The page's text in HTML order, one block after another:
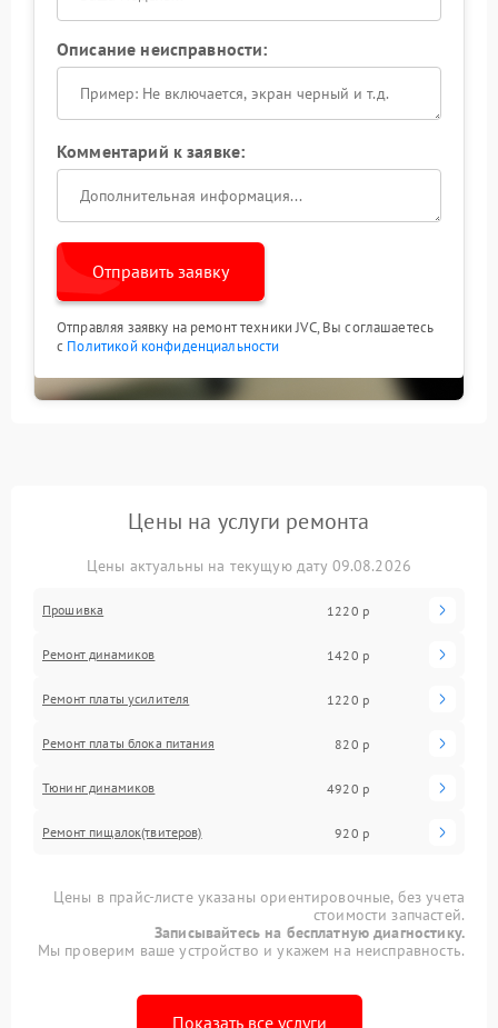
Описание неисправности:
Комментарий к заявке:
Отправить заявку
Отправляя заявку на ремонт техники JVC, Вы соглашаетесь
с Политикой конфиденциальности
Цены на услуги ремонта
Цены актуальны на текущую дату 09.08.2026
Прошивка 1220 р
Ремонт динамиков 1420 р
Ремонт платы усилителя 1220 р
Ремонт платы блока питания 820 р
Тюнинг динамиков 4920 р
Ремонт пищалок(твитеров) 920 р
Цены в прайс-листе указаны ориентировочные, без учета
стоимости запчастей.
Записывайтесь на бесплатную диагностику.
Мы проверим ваше устройство и укажем на неисправность.
Показать все услуги